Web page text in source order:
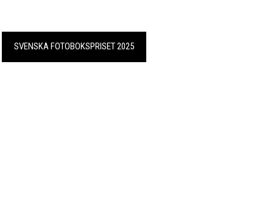
SVENSKA FOTOBOKSPRISET 2025